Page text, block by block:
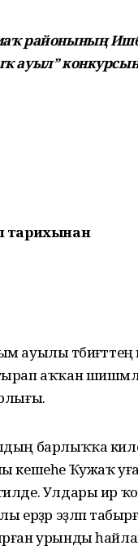
районының
ауыл”
тарихынан
ауылы
аҡҡан
барлыҡҡа
кешеһе Ҡужаҡ
Улдары ир
ерҙәр эҙләп
урынды